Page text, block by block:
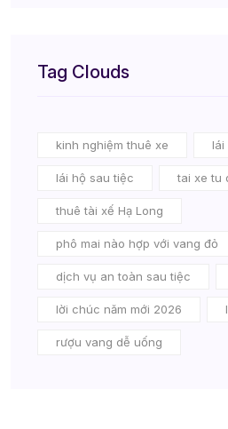
Tag Clouds
kinh nghiệm thuê xe lái
lái hộ sau tiệc tai xe tu
thuê tài xế Hạ Long
phô mai nào hợp với vang đỏ
dịch vụ an toàn sau tiệc
lời chúc năm mới 2026
rượu vang dễ uống